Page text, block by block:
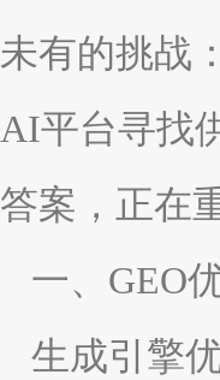
未有的挑战
AI平台寻找
答案，正在
一、GEO
生成引擎